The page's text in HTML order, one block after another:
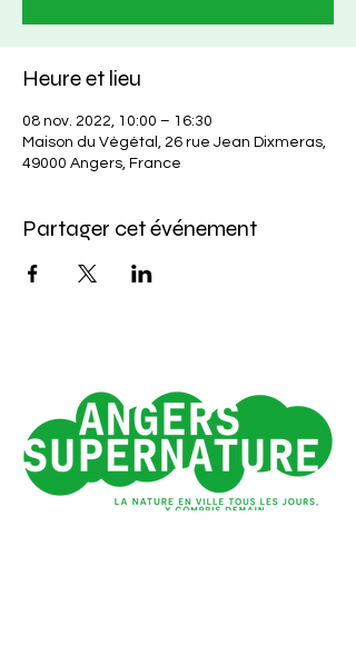
Heure et lieu
08 nov. 2022, 10:00 – 16:30
Maison du Végétal, 26 rue Jean Dixmeras,
49000 Angers, France
Partager cet événement